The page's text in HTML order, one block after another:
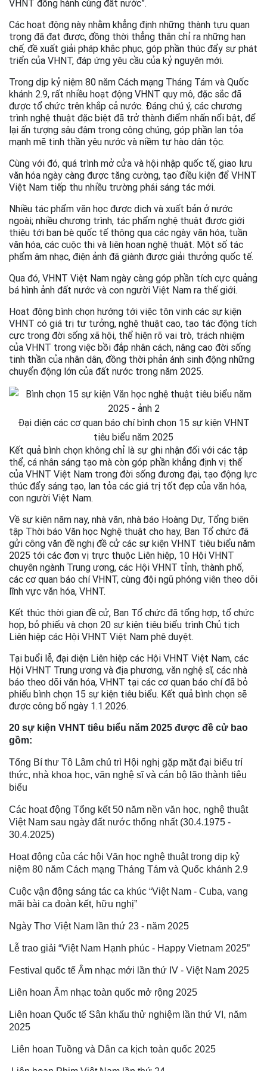
VHNT đồng hành cùng đất nước”.
Các hoạt động này nhằm khẳng định những thành tựu quan
trọng đã đạt được, đồng thời thẳng thắn chỉ ra những hạn
chế, đề xuất giải pháp khắc phục, góp phần thúc đẩy sự phát
triển của VHNT, đáp ứng yêu cầu của kỷ nguyên mới.
Trong dịp kỷ niệm 80 năm Cách mạng Tháng Tám và Quốc
khánh 2.9, rất nhiều hoạt động VHNT quy mô, đặc sắc đã
được tổ chức trên khắp cả nước. Đáng chú ý, các chương
trình nghệ thuật đặc biệt đã trở thành điểm nhấn nổi bật, để
lại ấn tượng sâu đậm trong công chúng, góp phần lan tỏa
mạnh mẽ tinh thần yêu nước và niềm tự hào dân tộc.
Cùng với đó, quá trình mở cửa và hội nhập quốc tế, giao lưu
văn hóa ngày càng được tăng cường, tạo điều kiện để VHNT
Việt Nam tiếp thu nhiều trường phái sáng tác mới.
Nhiều tác phẩm văn học được dịch và xuất bản ở nước
ngoài; nhiều chương trình, tác phẩm nghệ thuật được giới
thiệu tới bạn bè quốc tế thông qua các ngày văn hóa, tuần
văn hóa, các cuộc thi và liên hoan nghệ thuật. Một số tác
phẩm âm nhạc, điện ảnh đã giành được giải thưởng quốc tế.
Qua đó, VHNT Việt Nam ngày càng góp phần tích cực quảng
bá hình ảnh đất nước và con người Việt Nam ra thế giới.
Hoạt động bình chọn hướng tới việc tôn vinh các sự kiện
VHNT có giá trị tư tưởng, nghệ thuật cao, tạo tác động tích
cực trong đời sống xã hội, thể hiện rõ vai trò, trách nhiệm
của VHNT trong việc bồi đắp nhân cách, nâng cao đời sống
tinh thần của nhân dân, đồng thời phản ánh sinh động những
chuyển động lớn của đất nước trong năm 2025.
Đại diện các cơ quan báo chí bình chọn 15 sự kiện VHNT
tiêu biểu năm 2025
Kết quả bình chọn không chỉ là sự ghi nhận đối với các tập
thể, cá nhân sáng tạo mà còn góp phần khẳng định vị thế
của VHNT Việt Nam trong đời sống đương đại, tạo động lực
thúc đẩy sáng tạo, lan tỏa các giá trị tốt đẹp của văn hóa,
con người Việt Nam.
Về sự kiện năm nay, nhà văn, nhà báo Hoàng Dự, Tổng biên
tập Thời báo Văn học Nghệ thuật cho hay, Ban Tổ chức đã
gửi công văn đề nghị đề cử các sự kiện VHNT tiêu biểu năm
2025 tới các đơn vị trực thuộc Liên hiệp, 10 Hội VHNT
chuyên ngành Trung ương, các Hội VHNT tỉnh, thành phố,
các cơ quan báo chí VHNT, cùng đội ngũ phóng viên theo dõi
lĩnh vực văn hóa, VHNT.
Kết thúc thời gian đề cử, Ban Tổ chức đã tổng hợp, tổ chức
họp, bỏ phiếu và chọn 20 sự kiện tiêu biểu trình Chủ tịch
Liên hiệp các Hội VHNT Việt Nam phê duyệt.
Tại buổi lễ, đại diện Liên hiệp các Hội VHNT Việt Nam, các
Hội VHNT Trung ương và địa phương, văn nghệ sĩ, các nhà
báo theo dõi văn hóa, VHNT tại các cơ quan báo chí đã bỏ
phiếu bình chọn 15 sự kiện tiêu biểu. Kết quả bình chọn sẽ
được công bố ngày 1.1.2026.
20 sự kiện VHNT tiêu biểu năm 2025 được đề cử bao
gồm:
Tổng Bí thư Tô Lâm chủ trì Hội nghị gặp mặt đại biểu trí
thức, nhà khoa học, văn nghệ sĩ và cán bộ lão thành tiêu
biểu
Các hoạt động Tổng kết 50 năm nền văn học, nghệ thuật
Việt Nam sau ngày đất nước thống nhất (30.4.1975 -
30.4.2025)
Hoạt động của các hội Văn học nghệ thuật trong dịp kỷ
niệm 80 năm Cách mạng Tháng Tám và Quốc khánh 2.9
Cuộc vận động sáng tác ca khúc “Việt Nam - Cuba, vang
mãi bài ca đoàn kết, hữu nghị”
Ngày Thơ Việt Nam lần thứ 23 - năm 2025
Lễ trao giải “Việt Nam Hạnh phúc - Happy Vietnam 2025”
Festival quốc tế Âm nhạc mới lần thứ IV - Việt Nam 2025
Liên hoan Âm nhạc toàn quốc mở rộng 2025
Liên hoan Quốc tế Sân khấu thử nghiệm lần thứ VI, năm
2025
Liên hoan Tuồng và Dân ca kịch toàn quốc 2025